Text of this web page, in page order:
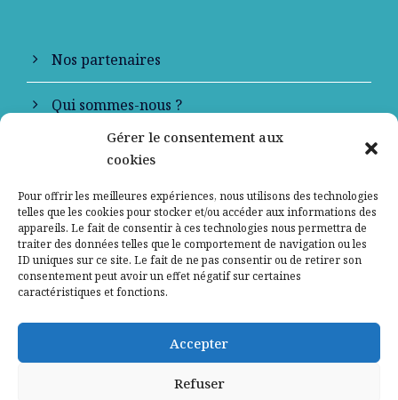
Gérer le consentement aux
cookies
Pour offrir les meilleures expériences, nous utilisons des technologies
telles que les cookies pour stocker et/ou accéder aux informations des
appareils. Le fait de consentir à ces technologies nous permettra de
traiter des données telles que le comportement de navigation ou les
ID uniques sur ce site. Le fait de ne pas consentir ou de retirer son
consentement peut avoir un effet négatif sur certaines
caractéristiques et fonctions.
Accepter
Refuser
Nos partenaires
Qui sommes-nous ?
Contactez-nous
Mentions légales
Politique de confidentialité